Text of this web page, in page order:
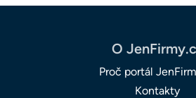
O
Proč portál
Kontakty